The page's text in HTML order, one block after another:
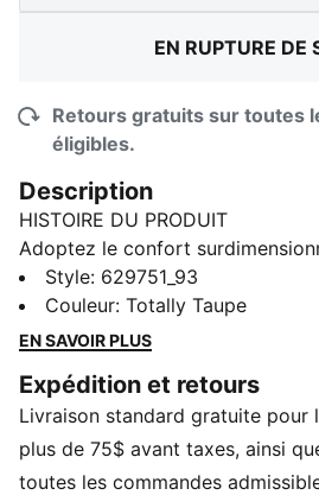
EN RUPTURE DE
Retours gratuits sur toutes
éligibles.
Description
HISTOIRE DU PRODUIT
Adoptez le confort
capuchon PUMA. Doté de
ton et d’une taille arrondie pour
votre choix pour un style sans
CARACTÉRISTIQUES ET
Contenu recyclé : fabriqué avec
coton recyclé, il s’agit d’un pas
DÉTAILS
Style: 629751_93
Couleur: Totally Taupe
EN SAVOIR PLUS
Expédition et retours
Livraison standard gratuite pour
plus de 75$ avant taxes, ainsi
toutes les commandes